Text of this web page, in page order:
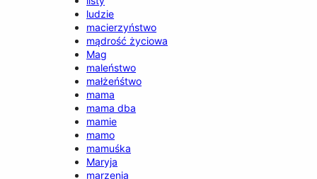
ludzie
macierzyństwo
mądrość życiowa
Mag
maleństwo
małżeńśtwo
mama
mama dba
mamie
mamo
mamuśka
Maryja
marzenia